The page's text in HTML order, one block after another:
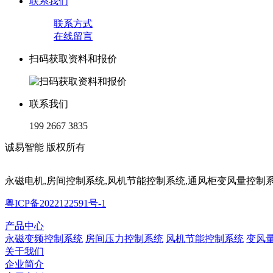
联系方式
在线留言
扫码获取资料和报价
联系我们
199 2667 3835
诚易智能 版权所有
永磁电机,房间控制系统,风机节能控制系统,通风柜变风量控制
粤ICP备2022122591号-1
产品中心
永磁变频控制系统 房间压力控制系统 风机节能控制系统 变风
关于我们
企业简介